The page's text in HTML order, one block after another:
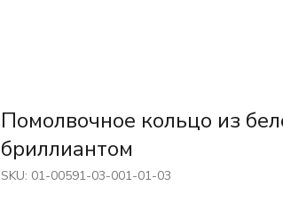
Помолвочное кольцо из
бриллиантом
SKU: 01-00591-03-001-01-03